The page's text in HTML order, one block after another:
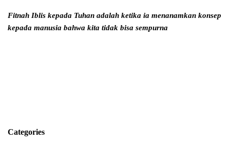
Fitnah Iblis kepada Tuhan adalah ketika ia menanamkan konsep
kepada manusia bahwa kita tidak bisa sempurna
Categories